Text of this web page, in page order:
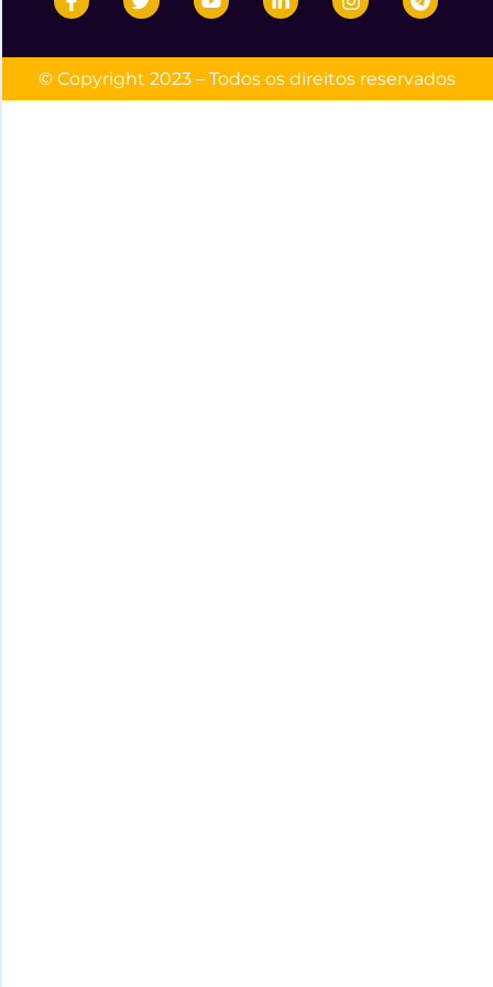
© Copyright 2023 – Todos os direitos reservados